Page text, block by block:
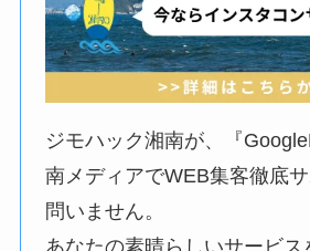
ジモハック湘南が、『
南メディアでWEB集客徹底
問いません。